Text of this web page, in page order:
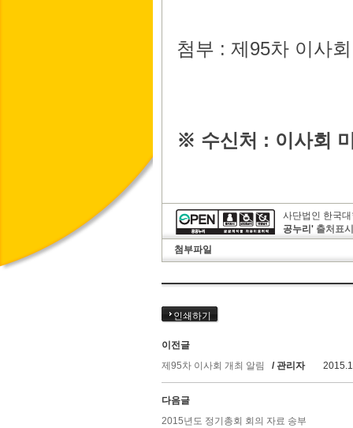
첨부 : 제 95차 이사
※ 수신처 : 이사회
사단법인 한국
공누리' 출처표
첨부파일
인쇄하기
이전글
제95차 이사회 개최 알림
/ 관리자
다음글
2015년도 정기총회 회의 자료 송부